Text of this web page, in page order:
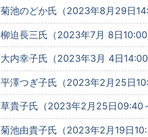
菊池のどか氏（2023年8月29日
柳迫長三氏（2023年7月 8日10:00
大内幸子氏（2023年3月 4日
平澤つぎ子氏（2023年2月25日
草貴子氏（2023年2月25日09:40
菊池由貴子氏（2023年2月19日